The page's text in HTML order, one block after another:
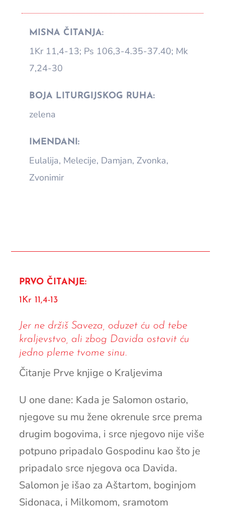
MISNA ČITANJA:
1Kr 11,4-13; Ps 106,3-4.35-37.40; Mk
7,24-30
BOJA LITURGIJSKOG RUHA:
zelena
IMENDANI:
Eulalija, Melecije, Damjan, Zvonka,
Zvonimir
PRVO ČITANJE:
1Kr 11,4-13
Jer ne držiš Saveza, oduzet ću od tebe
kraljevstvo, ali zbog Davida ostavit ću
jedno pleme tvome sinu.
Čitanje Prve knjige o Kraljevima
U one dane: Kada je Salomon ostario,
njegove su mu žene okrenule srce prema
drugim bogovima, i srce njegovo nije više
potpuno pripadalo Gospodinu kao što je
pripadalo srce njegova oca Davida.
Salomon je išao za Aštartom, boginjom
Sidonaca, i Milkomom, sramotom